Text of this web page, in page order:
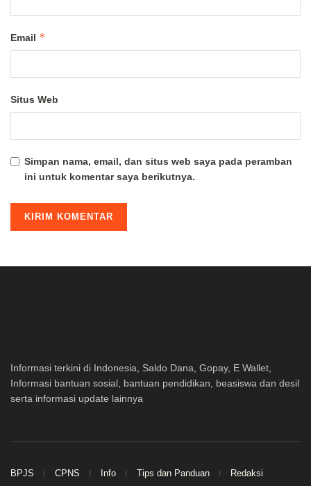
Email *
Situs Web
Simpan nama, email, dan situs web saya pada peramban
ini untuk komentar saya berikutnya.
Informasi terkini di Indonesia, Saldo Dana, Gopay, E Wallet,
Informasi bantuan sosial, bantuan pendidikan, beasiswa dan desil
serta informasi update lainnya
BPJS CPNS Info Tips dan Panduan Redaksi